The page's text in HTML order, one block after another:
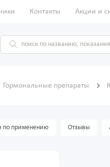
Контакты Акции и
Гормональные препараты
по применению Отзывы